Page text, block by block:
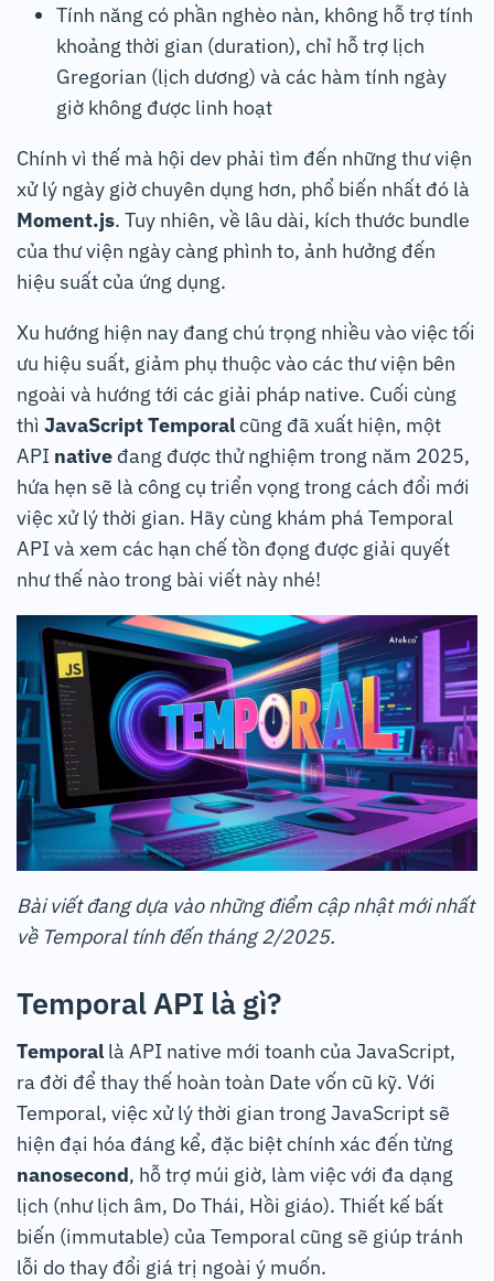
Tính năng có phần nghèo nàn, không hỗ trợ tính
khoảng thời gian (duration), chỉ hỗ trợ lịch
Gregorian (lịch dương) và các hàm tính ngày
giờ không được linh hoạt
Chính vì thế mà hội dev phải tìm đến những thư viện
xử lý ngày giờ chuyên dụng hơn, phổ biến nhất đó là
Moment.js. Tuy nhiên, về lâu dài, kích thước bundle
của thư viện ngày càng phình to, ảnh hưởng đến
hiệu suất của ứng dụng.
Xu hướng hiện nay đang chú trọng nhiều vào việc tối
ưu hiệu suất, giảm phụ thuộc vào các thư viện bên
ngoài và hướng tới các giải pháp native. Cuối cùng
thì JavaScript Temporalcũng đã xuất hiện, một
API native đang được thử nghiệm trong năm 2025,
hứa hẹn sẽ là công cụ triển vọng trong cách đổi mới
việc xử lý thời gian. Hãy cùng khám phá Temporal
API và xem các hạn chế tồn đọng được giải quyết
như thế nào trong bài viết này nhé!
Bài viết đang dựa vào những điểm cập nhật mới nhất
về Temporal tính đến tháng 2/2025.
Temporal API là gì?
Temporal là API native mới toanh của JavaScript,
ra đời để thay thế hoàn toàn Date vốn cũ kỹ. Với
Temporal, việc xử lý thời gian trong JavaScript sẽ
hiện đại hóa đáng kể, đặc biệt chính xác đến từng
nanosecond, hỗ trợ múi giờ, làm việc với đa dạng
lịch (như lịch âm, Do Thái, Hồi giáo). Thiết kế bất
biến (immutable) của Temporal cũng sẽ giúp tránh
lỗi do thay đổi giá trị ngoài ý muốn.